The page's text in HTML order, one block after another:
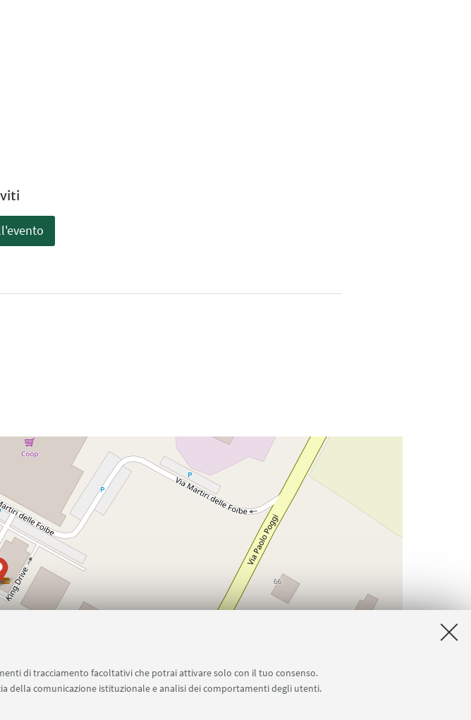
di tracciamento facoltativi che potrai attivare solo con il tuo consenso.
della comunicazione istituzionale e analisi dei comportamenti degli utenti.